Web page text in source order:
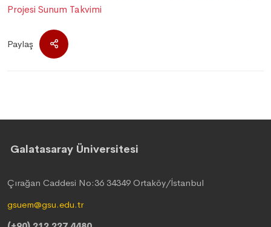
Projesi Sunum Takvimi
Paylaş
Galatasaray Üniversitesi
Çırağan Caddesi No:36 34349 Ortaköy/İstanbul
gsuem@gsu.edu.tr